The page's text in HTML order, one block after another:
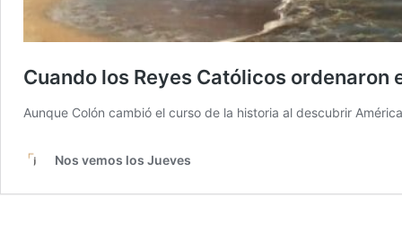
Cuando los Reyes Católicos
Aunque Colón cambió el curso de la historia al descubrir
Nos vemos los Jueves